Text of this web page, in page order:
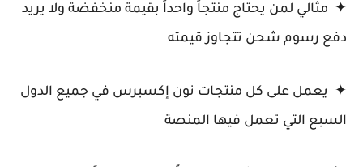
✦ مثالي لمن يحتاج منتجاً واحداً بقيمة منخفضة ولا يريد
دفع رسوم شحن تتجاوز قيمته
✦ يعمل على كل منتجات نون إكسبرس في جميع الدول
السبع التي تعمل فيها المنصة